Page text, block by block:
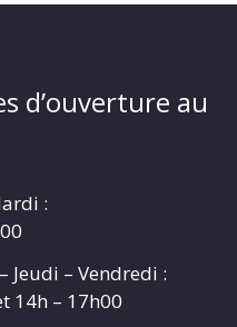
d’ouverture au
:
Jeudi – Vendredi :
14h – 17h00